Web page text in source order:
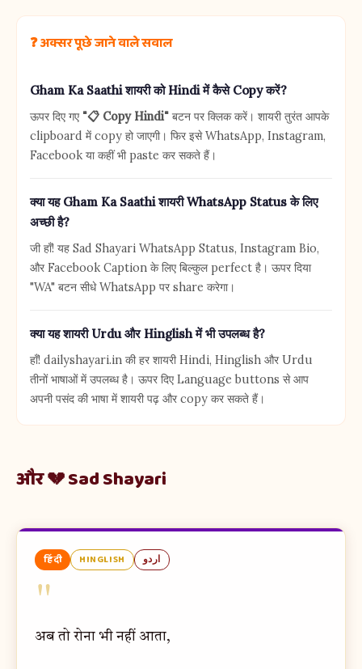
❓ अक्सर पूछे जाने वाले सवाल
Gham Ka Saathi शायरी को Hindi में कैसे Copy करें?
ऊपर दिए गए "📋 Copy Hindi" बटन पर क्लिक करें। शायरी तुरंत आपके
clipboard में copy हो जाएगी। फिर इसे WhatsApp, Instagram,
Facebook या कहीं भी paste कर सकते हैं।
क्या यह Gham Ka Saathi शायरी WhatsApp Status के लिए
अच्छी है?
जी हाँ! यह Sad Shayari WhatsApp Status, Instagram Bio,
और Facebook Caption के लिए बिल्कुल perfect है। ऊपर दिया
"WA" बटन सीधे WhatsApp पर share करेगा।
क्या यह शायरी Urdu और Hinglish में भी उपलब्ध है?
हाँ! dailyshayari.in की हर शायरी Hindi, Hinglish और Urdu
तीनों भाषाओं में उपलब्ध है। ऊपर दिए Language buttons से आप
अपनी पसंद की भाषा में शायरी पढ़ और copy कर सकते हैं।
और 💔 Sad Shayari
हिंदी HINGLISH اردو
"
अब तो रोना भी नहीं आता,